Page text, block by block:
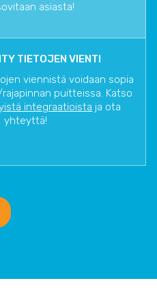
asiasta!
TIETOJEN VIENTI
viennistä voidaan sopia
puitteissa. Katso
integraatioista ja ota
yhteyttä!